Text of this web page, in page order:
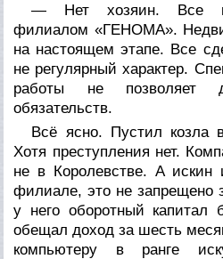
— Нет хозяин. Все
филиалом «ГЕНОМА».
на настоящем этапе. Все
не регулярный характер.
работы не позволяет
обязательств.
Всё ясно. Пустил козла
Хотя преступления нет.
не в Королевстве. А искин
филиале, это не запрещено
у него оборотный
обещал доход за шесть
компьютеру в ранге